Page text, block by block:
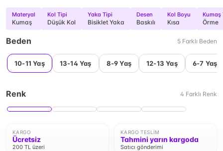
Materyal
Kumaş
Kol Tipi
Düşük Kol
Yaka Tipi
Bisiklet Yaka
Desen
Baskılı
Kol Boyu
Kısa
Kumaş
Örme
Beden 5 Farklı Beden
10-11 Yaş 13-14 Yaş 8-9 Yaş 12-13 Yaş 6-7 Yaş
Renk 4 Farklı Renk
KARGO
Ücretsiz
200 TL üzeri
KARGO TESLIM
Tahmini yarın kargoda
Satıcı gönderimi